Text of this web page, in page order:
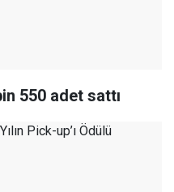
550 adet sattı